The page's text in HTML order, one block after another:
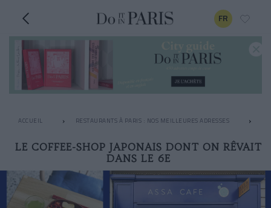
FR
ACCUEIL RESTAURANTS À PARIS : NOS MEILLEURES ADRESSES
LE COFFEE-SHOP JAPONAIS DONT ON RÊVAIT
DANS LE 6E